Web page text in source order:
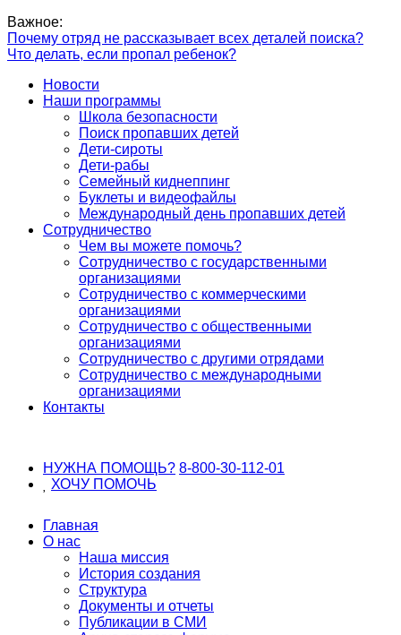
Важное:
Почему отряд не рассказывает всех деталей поиска?
Что делать, если пропал ребенок?
Новости
Наши программы
Школа безопасности
Поиск пропавших детей
Дети-сироты
Дети-рабы
Семейный киднеппинг
Буклеты и видеофайлы
Международный день пропавших детей
Сотрудничество
Чем вы можете помочь?
Сотрудничество с государственными
организациями
Сотрудничество с коммерческими
организациями
Сотрудничество с общественными
организациями
Сотрудничество с другими отрядами
Сотрудничество с международными
организациями
Контакты
НУЖНА ПОМОЩЬ? 8-800-30-112-01
ХОЧУ ПОМОЧЬ
Главная
О нас
Наша миссия
История создания
Структура
Документы и отчеты
Публикации в СМИ